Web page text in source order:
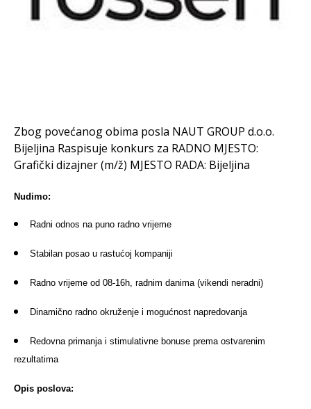
Zbog povećanog obima posla NAUT GROUP d.o.o.
Bijeljina Raspisuje konkurs za RADNO MJESTO:
Grafički dizajner (m/ž) MJESTO RADA: Bijeljina
Nudimo:
Radni odnos na puno radno vrijeme
Stabilan posao u rastućoj kompaniji
Radno vrijeme od 08-16h, radnim danima (vikendi neradni)
Dinamično radno okruženje i mogućnost napredovanja
Redovna primanja i stimulativne bonuse prema ostvarenim
rezultatima
Opis poslova: